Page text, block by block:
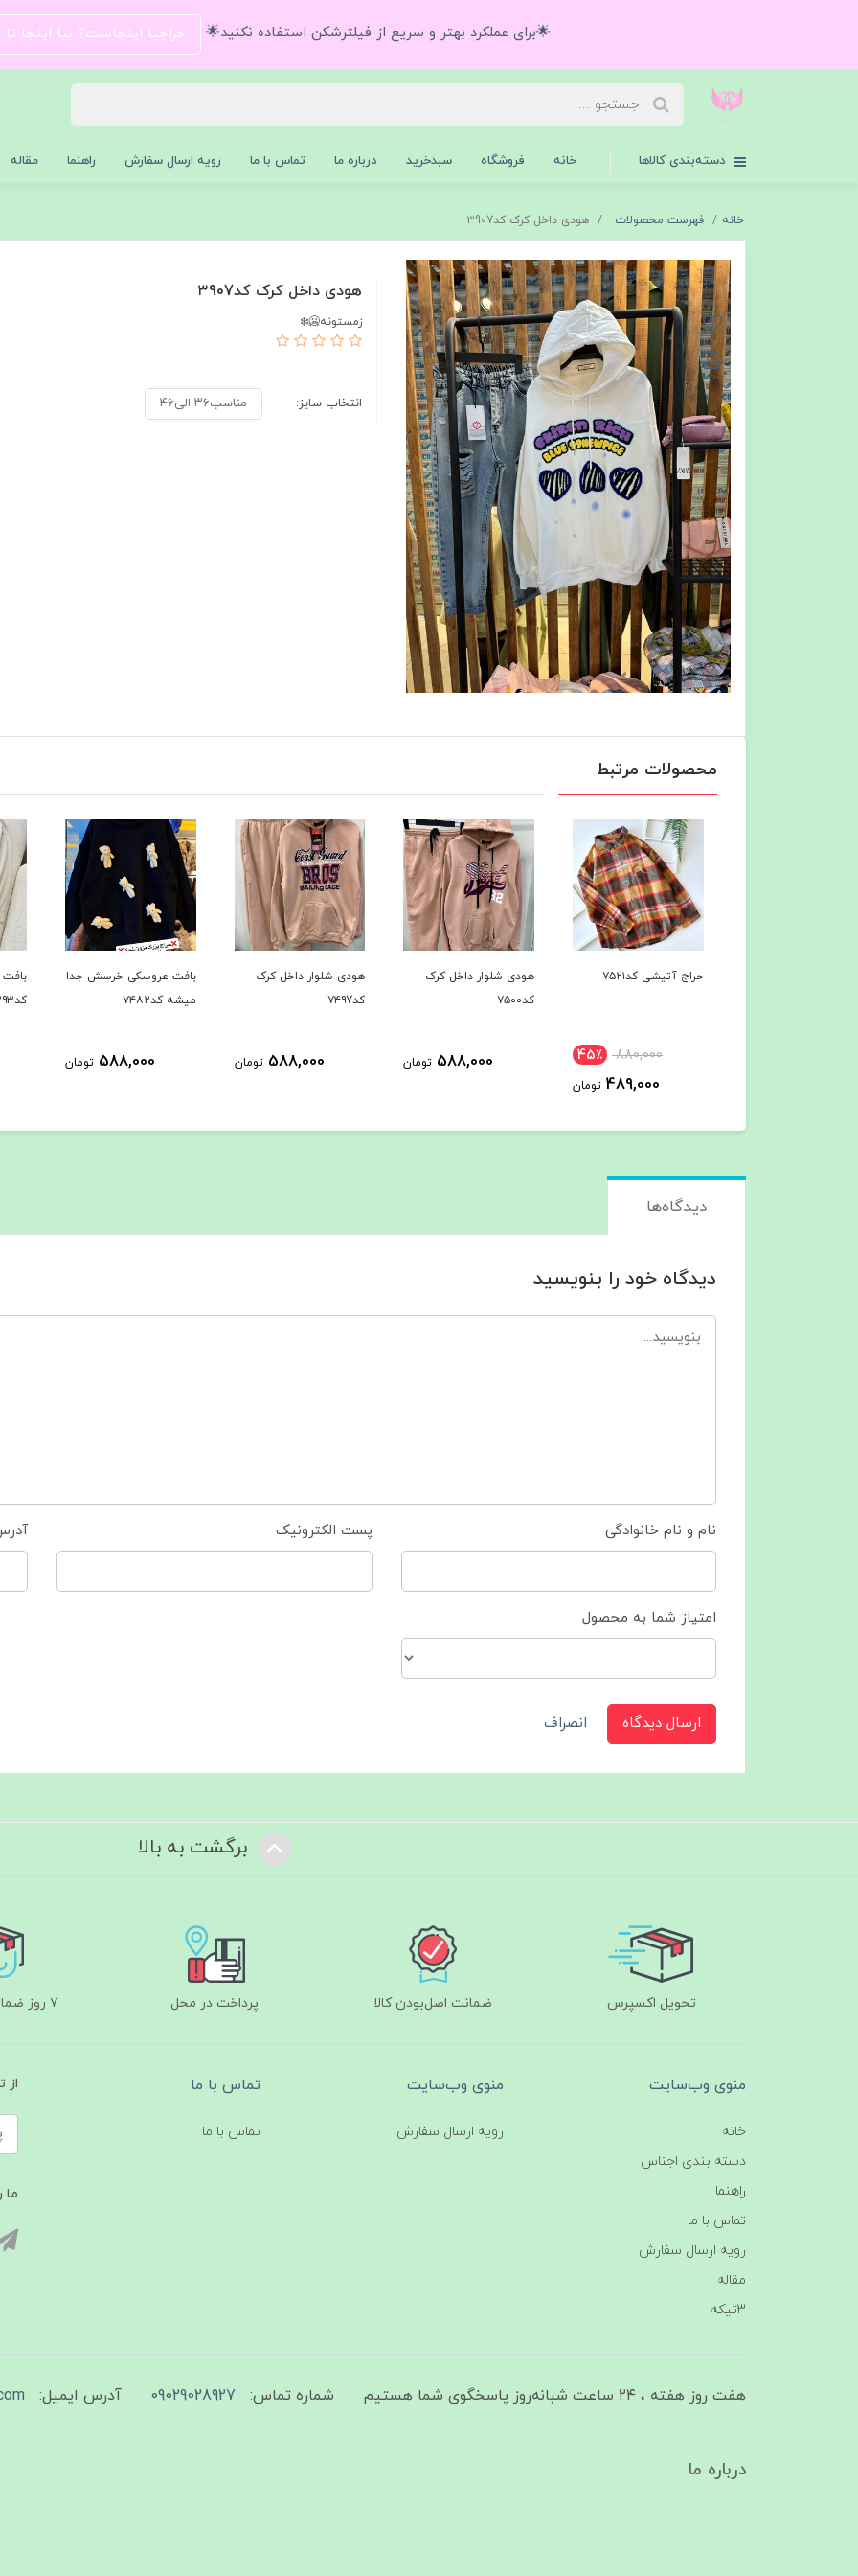
🌟برای عملکرد بهتر و سریع از فیلترشکن استفاده نکنید🌟 حراجیا اینجاست؟ بیا اینجا
دسته‌بندی کالاها خانه فروشگاه سبدخرید درباره ما تماس با ما رویه ارسال سفارش راهنما مقاله
خانه فهرست محصولات هودی داخل کرک کد۳907
هودی داخل کرک کد۳907
زمستونه🥶❄️
انتخاب سایز: مناسب۳۶ الی۴۶
محصولات مرتبط
هودی شلوار داخل کرک
588,000 تومان
هودی شلوار داخل کرک
کد۷۴۹7
588,000 تومان
بافت عروسکی خرسش جدا
میشه کد۷۴۸۲
588,000 تومان
بافت دوتیکه پر فروش
کد۷۳۹۳
1,289,000 تومان
حراجی
دیدگاه‌ها
دیدگاه خود را بنویسید
نام و نام خانوادگی پست الکترونیک
امتیاز شما به محصول
ارسال دیدگاه انصراف
برگشت به بالا
تحویل اکسپرس ضمانت اصل‌بودن کالا پرداخت در محل ۷ روز ضمانت بازگشت
منوی وب‌سایت
خانه
دسته بندی اجناس
راهنما
تماس با ما
رویه ارسال سفارش
مقاله
3تیکه
منوی وب‌سایت
رویه ارسال سفارش
تماس با ما
تماس با ما
از
ما
هفت روز هفته ، ۲۴ ساعت شبانه‌روز پاسخگوی شما هستیم شماره تماس: 09029028927 آدرس ایمیل:
درباره ما